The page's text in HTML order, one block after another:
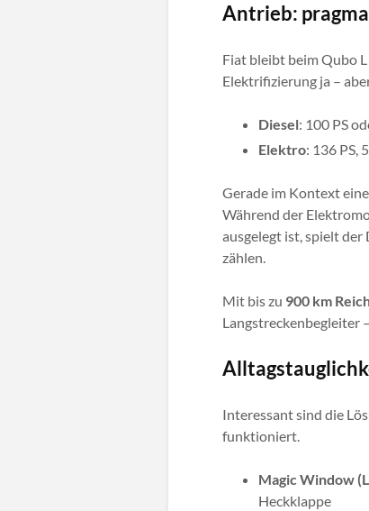
Antrieb:
Fiat bleibt beim Qubo
Elektrifizierung ja –
Diesel: 100 PS
Elektro: 136 PS,
Gerade im Kontext
Während der
ausgelegt ist, spielt der
zählen.
Mit bis zu 900 km
Langstreckenbegleiter
Interessant sind die
funktioniert.
Magic Window
Heckklappe